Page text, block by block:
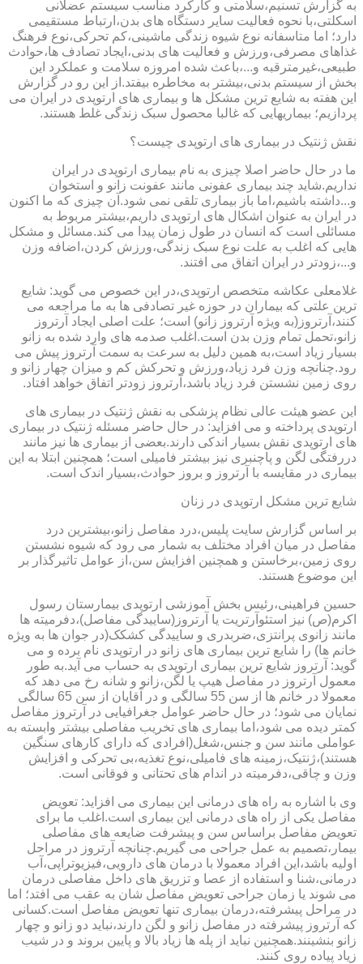
به گزارش تسنیم،سلامتی و کارکرد مناسب سیستم عضلانی
اسکلتی،با نحوه فعالیت سایر دستگاه های بدن،ارتباط مستقیمی
دارد؛ اما متاسفانه نوع شیوه زندگی ماشینی،کم تحرکی،نوع فرهنگ
غذاهای مصرفی،ورزش و فعالیت های بدنی،ایجاد تصادف ها،حوادث
طبیعی،غیرمترقبه و...،باعث شده امروزه سلامت و عملکرد این
بخش از سیستم بدنی،بیشتر به مخاطره بیفتد.از این رو در گزارش
این هفته به شایع ترین مشکل ها و بیماری های ارتوپدی در ایران می
پردازیم؛ بیماریهایی که غالبا محصول سبک زندگی غلط هستند.
نقش ژنتیک در بیماری های ارتوپدی چیست؟
ما در حال حاضر اصلا چیزی به نام بیماری ارتوپدی در ایران
نداریم.شاید چند بیماری عفونی مانند عفونت زانو و استخوان
و...داشته باشیم،اما باز بیماری تلقی نمی شود.آن چیزی که ما اکنون
در ایران به عنوان اشکال های ارتوپدی داریم،بیشتر مربوط به
مسائلی است که انسان در طول زمان پیدا می کند.مسائل و مشکل
هایی که اغلب به علت نوع سبک زندگی،ورزش کردن،اضافه وزن
و...،زودتر در ایران اتفاق می افتند.
غلامعلی عکاشه متخصص ارتوپدی،در این خصوص می گوید: شایع
ترین علتی که بیماران در حوزه غیر تصادفی ها به ما مراجعه می
کنند،آرتروز(به ویژه آرتروز زانو) است؛ علت اصلی ایجاد آرتروز
زانو،تحمل تمام وزن بدن است.اغلب صدمه های وارد شده به زانو
بسیار زیاد است،به همین دلیل به سرعت به سمت آرتروز پیش می
رود.چنانچه وزن فرد زیاد،ورزش و تحرکش کم و میزان چهار زانو و
روی زمین نشستن فرد زیاد باشد،آرتروز زودتر اتفاق خواهد افتاد.
این عضو هیئت عالی نظام پزشکی به نقش ژنتیک در بیماری های
ارتوپدی پرداخته و می افزاید: در حال حاضر مسئله ژنتیک در بیماری
های ارتوپدی نقش بسیار اندکی دارند.بعضی از بیماری ها نیز مانند
دررفتگی لگن و پاچنبری نیز بیشتر فامیلی است؛ همچنین ابتلا به این
بیماری در مقایسه با آرتروز و بروز حوادث،بسیار اندک است.
شایع ترین مشکل ارتوپدی در زنان
بر اساس گزارش سایت پلیس،درد مفاصل زانو،بیشترین درد
مفاصل در میان افراد مختلف به شمار می رود که شیوه نشستن
روی زمین،برخاستن و همچنین افزایش سن،از عوامل تاثیرگذار بر
این موضوع هستند.
حسین فراهینی،رئیس بخش آموزشی ارتوپدی بیمارستان رسول
اکرم(ص) نیز استئوآرتریت یا آرتروز(ساییدگی مفاصل)،دفرمیته ها
مانند زانوی پرانتزی،ضربدری و ساییدگی کشکک(در جوان ها به ویژه
خانم ها) را شایع ترین بیماری های زانو در ارتوپدی نام برده و می
گوید: آرتروز شایع ترین بیماری ارتوپدی به حساب می آید.به طور
معمول آرتروز در مفاصل هیپ یا لگن،زانو و شانه رخ می دهد که
معمولا در خانم ها از سن 55 سالگی و در آقایان از سن 65 سالگی
نمایان می شود؛ در حال حاضر عوامل جغرافیایی در آرتروز مفاصل
کمتر دیده می شود،اما بیماری های تخریب مفاصلی بیشتر وابسته به
عواملی مانند سن و جنس،شغل(افرادی که دارای کارهای سنگین
هستند)،ژنتیک،زمینه های فامیلی،نوع تغذیه،بی تحرکی و افزایش
وزن و چاقی،دفرمیته در اندام های تحتانی و فوقانی است.
وی با اشاره به راه های درمانی این بیماری می افزاید: تعویض
مفاصل یکی از راه های درمانی این بیماری است.اغلب ما برای
تعویض مفاصل براساس سن و پیشرفت ضایعه های مفاصلی
بیمار،تصمیم به عمل جراحی می گیریم.چنانچه آرتروز در مراحل
اولیه باشد،این افراد معمولا با درمان های دارویی،فیزیوتراپی،آب
درمانی،شنا و استفاده از عصا و تزریق های داخل مفاصلی درمان
می شوند یا زمان جراحی تعویض مفاصل شان به عقب می افتد؛ اما
در مراحل پیشرفته،درمان بیماری تنها تعویض مفاصل است.کسانی
که آرتروز پیشرفته در مفاصل زانو و لگن دارند،نباید دو زانو و چهار
زانو بنشینند.همچنین نباید از پله ها زیاد بالا و پایین بروند و در شیب
زیاد پیاده روی کنند.